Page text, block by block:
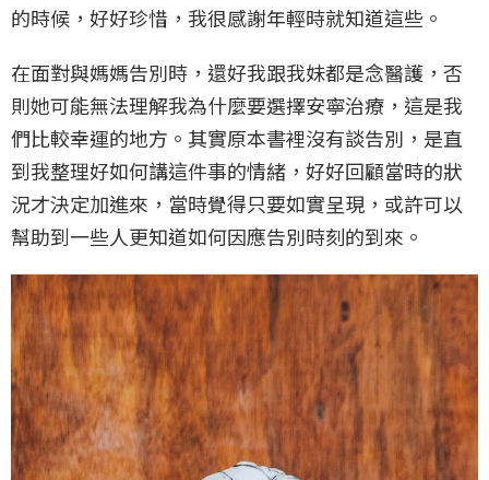
的時候，好好珍惜，我很感謝年輕時就知道這些。
在面對與媽媽告別時，還好我跟我妹都是念醫護，否
則她可能無法理解我為什麼要選擇安寧治療，這是我
們比較幸運的地方。其實原本書裡沒有談告別，是直
到我整理好如何講這件事的情緒，好好回顧當時的狀
況才決定加進來，當時覺得只要如實呈現，或許可以
幫助到一些人更知道如何因應告別時刻的到來。